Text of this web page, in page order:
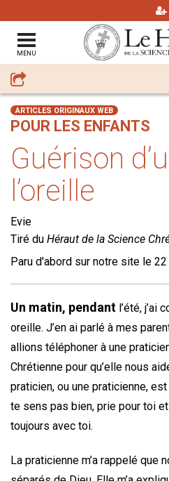
MENU
Partager
ARTICLES ORIGINAUX WEB
POUR LES ENFANTS
Guérison
l’oreille
Evie
Tiré du Héraut de la Science
Paru d'abord sur notre site le
Un matin, pendant l’été, j’ai
oreille. J’en ai parlé à mes
allions téléphoner à une
Chrétienne pour qu’elle nous
praticien, ou une praticienne,
te sens pas bien, prie pour toi
toujours avec toi.
La praticienne m’a rappelé que